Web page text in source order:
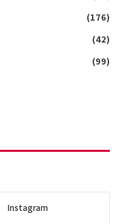
(176)
(42)
(99)
Instagram